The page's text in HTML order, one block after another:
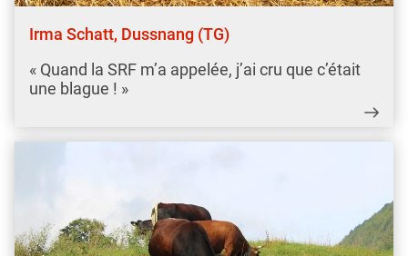
Irma Schatt, Dussnang (TG)
« Quand la SRF m’a appelée, j’ai cru que c’était
une blague ! »